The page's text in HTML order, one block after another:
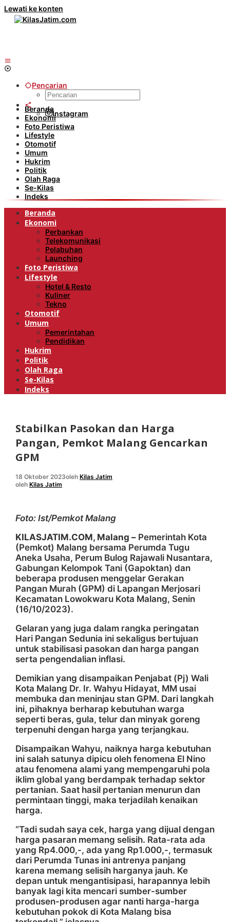
Lewati ke konten
Pencarian
Instagram
Beranda
Ekonomi
Foto Peristiwa
Lifestyle
Otomotif
Umum
Hukrim
Politik
Olah Raga
Se-Kilas
Indeks
Beranda
Ekonomi
Perbankan
Telekomunikasi
Pelabuhan
Launching
Foto Peristiwa
Lifestyle
Hotel & Resto
Kuliner
Tekno
Otomotif
Umum
Pemerintahan
Pendidikan
Hukrim
Politik
Olah Raga
Se-Kilas
Indeks
Stabilkan Pasokan dan Harga
Pangan, Pemkot Malang Gencarkan
GPM
18 Oktober 2023oleh Kilas Jatim
oleh Kilas Jatim
Foto: Ist/Pemkot Malang
KILASJATIM.COM, Malang – Pemerintah Kota
(Pemkot) Malang bersama Perumda Tugu
Aneka Usaha, Perum Bulog Rajawali Nusantara,
Gabungan Kelompok Tani (Gapoktan) dan
beberapa produsen menggelar Gerakan
Pangan Murah (GPM) di Lapangan Merjosari
Kecamatan Lowokwaru Kota Malang, Senin
(16/10/2023).
Gelaran yang juga dalam rangka peringatan
Hari Pangan Sedunia ini sekaligus bertujuan
untuk stabilisasi pasokan dan harga pangan
serta pengendalian inflasi.
Demikian yang disampaikan Penjabat (Pj) Wali
Kota Malang Dr. Ir. Wahyu Hidayat, MM usai
membuka dan meninjau stan GPM. Dari langkah
ini, pihaknya berharap kebutuhan warga
seperti beras, gula, telur dan minyak goreng
terpenuhi dengan harga yang terjangkau.
Disampaikan Wahyu, naiknya harga kebutuhan
ini salah satunya dipicu oleh fenomena El Nino
atau fenomena alami yang mempengaruhi pola
iklim global yang berdampak terhadap sektor
pertanian. Saat hasil pertanian menurun dan
permintaan tinggi, maka terjadilah kenaikan
harga.
“Tadi sudah saya cek, harga yang dijual dengan
harga pasaran memang selisih. Rata-rata ada
yang Rp4.000,-, ada yang Rp1.000,-, termasuk
dari Perumda Tunas ini antrenya panjang
karena memang selisih harganya jauh. Ke
depan untuk mengantisipasi, harapannya lebih
banyak lagi kita mencari sumber-sumber
produsen-produsen agar nanti harga-harga
kebutuhan pokok di Kota Malang bisa